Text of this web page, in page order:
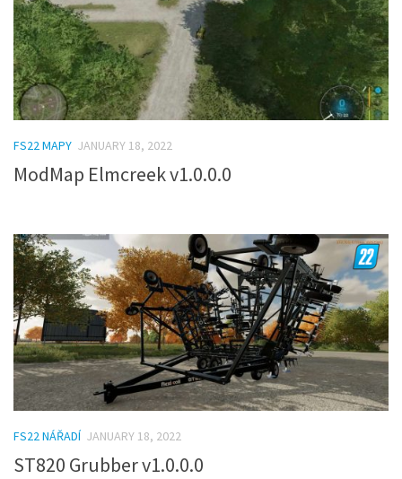
FS22 MAPY JANUARY 18, 2022
ModMap Elmcreek v1.0.0.0
FS22 NÁŘADÍ JANUARY 18, 2022
ST820 Grubber v1.0.0.0